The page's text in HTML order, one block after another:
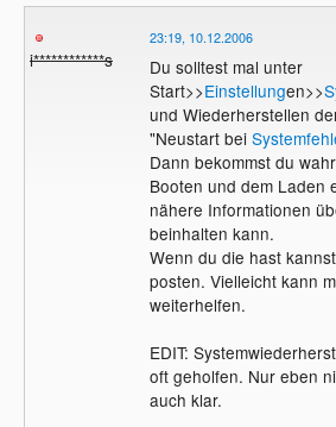
i************s
23:19, 10.12.2006
Du solltest mal unter
Start>>Einstellungen>>
und Wiederherstellen
"Neustart bei
Dann bekommst du
Booten und dem Laden
nähere Informationen
beinhalten kann.
Wenn du die hast
posten. Vielleicht kann
weiterhelfen.
EDIT:
oft geholfen. Nur eben
auch klar.